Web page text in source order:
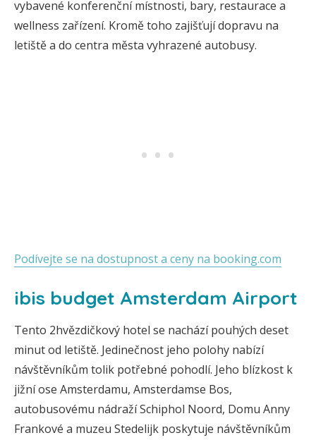
vybavené konferenční místnosti, bary, restaurace a
wellness zařízení. Kromě toho zajišťují dopravu na
letiště a do centra města vyhrazené autobusy.
Podívejte se na dostupnost a ceny na booking.com
ibis budget Amsterdam Airport
Tento 2hvězdičkový hotel se nachází pouhých deset
minut od letiště. Jedinečnost jeho polohy nabízí
návštěvníkům tolik potřebné pohodlí. Jeho blízkost k
jižní ose Amsterdamu, Amsterdamse Bos,
autobusovému nádraží Schiphol Noord, Domu Anny
Frankové a muzeu Stedelijk poskytuje návštěvníkům